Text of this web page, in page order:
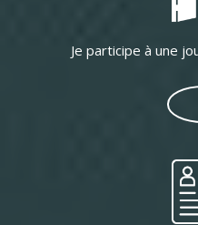
Je participe à une